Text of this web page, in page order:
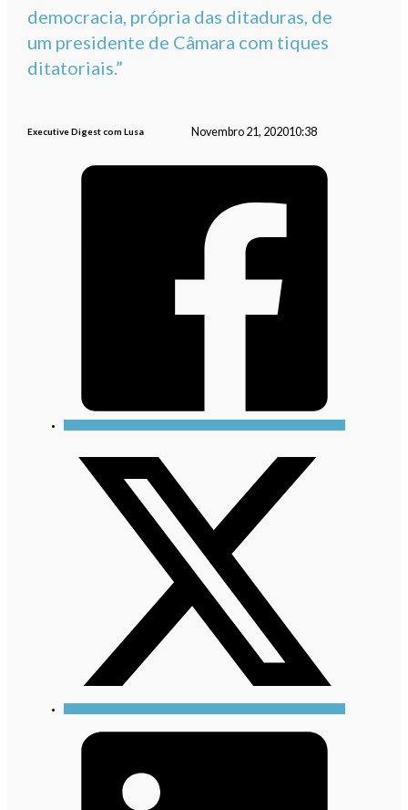
democracia, própria das ditaduras, de
um presidente de Câmara com tiques
ditatoriais.”
Executive Digest com Lusa Novembro 21, 202010:38